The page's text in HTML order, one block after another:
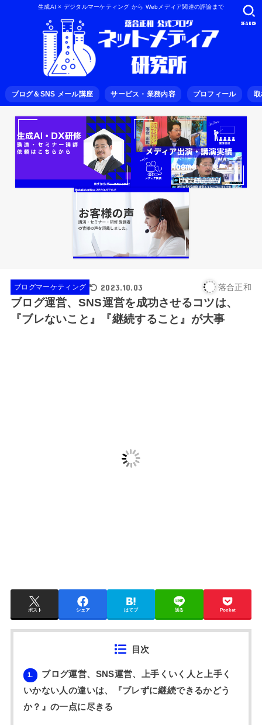
生成AI × デジタルマーケティング から Webメディア関連の評論まで
ブログ＆SNS メール講座 サービス・業務内容 プロフィール 取
SEARCH
ブログマーケティング 2023.10.03 落合正和
ブログ運営、SNS運営を成功させるコツは、
『ブレないこと』『継続すること』が大事
ポスト シェア はてブ 送る Pocket
目次
1.
ブログ運営、SNS運営、上手くいく人と上手く
いかない人の違いは、『ブレずに継続できるかどう
か？』の一点に尽きる